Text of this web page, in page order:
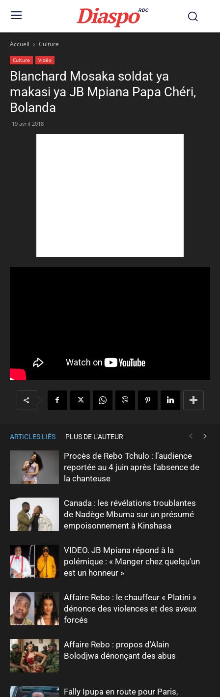
DiaspoRDC
Accueil Culture
Culture Vidéo
Blanchard Mosaka soldat ya
makasi ya JB Mpiana Papa Chéri,
Bolanda
19 avril 2018
ARTICLES LIÉS PLUS DE L'AUTEUR
Procès de Rebo Tchulo : l’audience
reportée au 4 juin après l’absence de
la chanteuse
Canada : les révélations troublantes
de Nadège Mbuma sur un présumé
empoisonnement à Kinshasa
VIDEO. JB Mpiana répond à la
polémique : « Manger chez quelqu’un
est un honneur »
Affaire Rebo : le chauffeur « Platini »
dénonce des violences et des aveux
forcés
Affaire Rebo : propos d’Alain
Bolodjwa dénonçant des abus
Fally Ipupa en route pour Paris,